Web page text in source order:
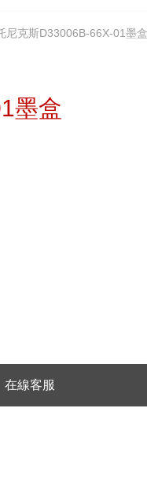
尼克斯D33006B-66X-01墨盒
墨盒
在線客服